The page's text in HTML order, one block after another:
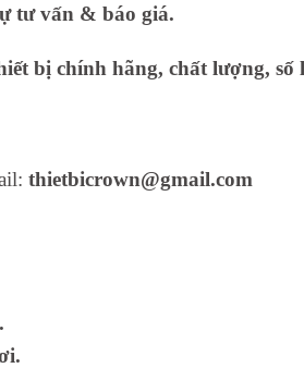
tư vấn & báo giá.
bị chính hãng, chất lượng, số
thietbicrown@gmail.com